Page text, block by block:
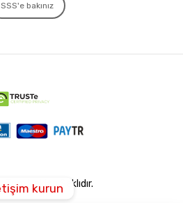
SSS'e bakınız
Tüm Hakları Saklıdır.
kurun